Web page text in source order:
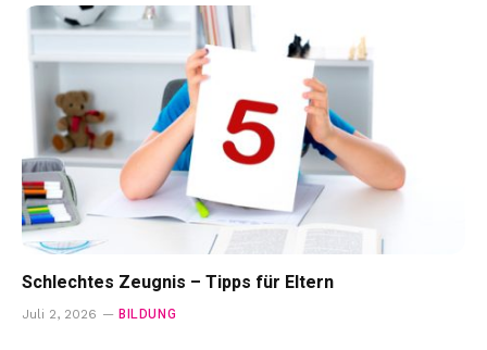
Schlechtes Zeugnis – Tipps für Eltern
Juli 2, 2026 BILDUNG